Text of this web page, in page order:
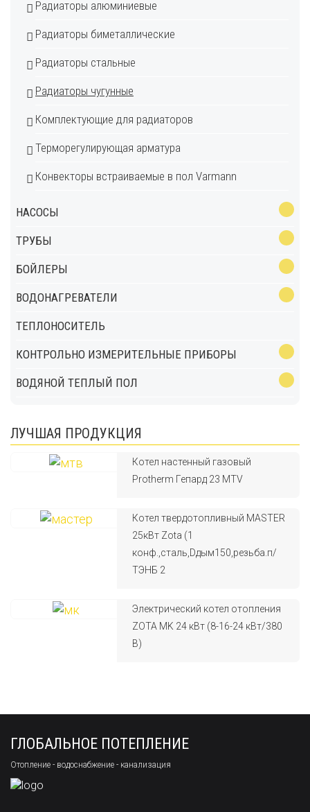
Радиаторы алюминиевые
Радиаторы биметаллические
Радиаторы стальные
Радиаторы чугунные
Комплектующие для радиаторов
Терморегулирующая арматура
Конвекторы встраиваемые в пол Varmann
НАСОСЫ
ТРУБЫ
БОЙЛЕРЫ
ВОДОНАГРЕВАТЕЛИ
ТЕПЛОНОСИТЕЛЬ
КОНТРОЛЬНО ИЗМЕРИТЕЛЬНЫЕ ПРИБОРЫ
ВОДЯНОЙ ТЕПЛЫЙ ПОЛ
ЛУЧШАЯ ПРОДУКЦИЯ
Котел настенный газовый
Protherm Гепард 23 MTV
Котел твердотопливный MASTER
25кВт Zota (1
конф.,сталь,Dдым150,резьба.п/
ТЭНБ 2
Электрический котел отопления
ZOTA MK 24 кВт (8-16-24 кВт/380
В)
ГЛОБАЛЬНОЕ ПОТЕПЛЕНИЕ
Отопление - водоснабжение - канализация